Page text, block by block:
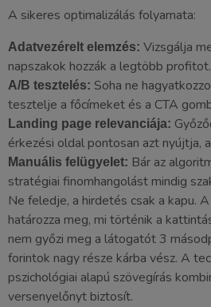
A sikeres optimalizálás folyamata:
Adatvezérelt elemzés: Vizsgálja
napszakok hozzák a legtöbb profitot.
A/B tesztelés: Soha ne
tesztelje a főcímeket és a CTA
Landing page relevanciája:
érkezési oldal pontosan azt nyújtja,
Manuális felügyelet: Bár az
stratégiai finomhangolást mindig
Ne feledje, a hirdetés csak a kapu.
határozza meg, mi történik a
nem győzi meg a látogatót 3
forintok nagy része kárba vész. A
pszichológiai alapú szövegírás
versenyelőnyt biztosít.